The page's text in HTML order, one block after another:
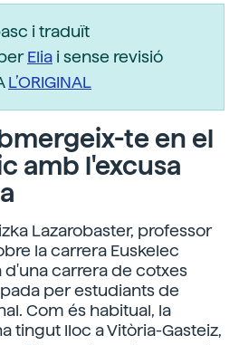
i traduït
Elia i sense revisió
L’ORIGINAL
te en el
amb l'excusa
Lazarobaster, professor
la carrera Euskelec
d'una carrera de cotxes
per estudiants de
Com és habitual, la
tingut lloc a Vitòria-Gasteiz,